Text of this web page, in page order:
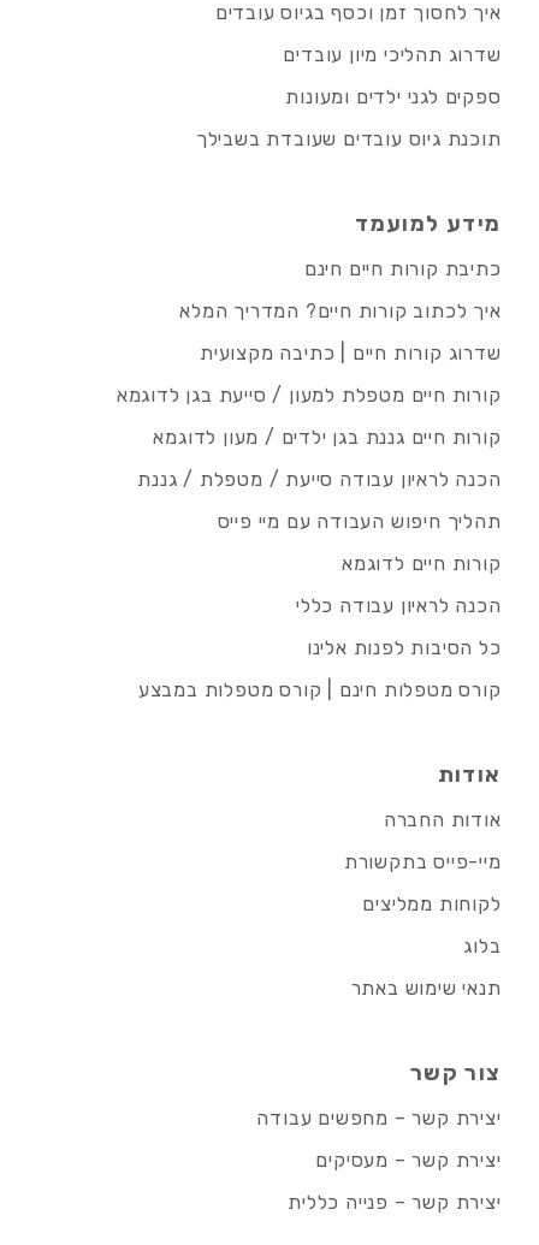
איך לחסוך זמן וכסף בגיוס עובדים
שדרוג תהליכי מיון עובדים
ספקים לגני ילדים ומעונות
תוכנת גיוס עובדים שעובדת בשבילך
מידע למועמד
כתיבת קורות חיים חינם
איך לכתוב קורות חיים? המדריך המלא
שדרוג קורות חיים | כתיבה מקצועית
קורות חיים מטפלת למעון / סייעת בגן לדוגמא
קורות חיים גננת בגן ילדים / מעון לדוגמא
הכנה לראיון עבודה סייעת / מטפלת / גננת
תהליך חיפוש העבודה עם מיי פייס
קורות חיים לדוגמא
הכנה לראיון עבודה כללי
כל הסיבות לפנות אלינו
קורס מטפלות חינם | קורס מטפלות במבצע
אודות
אודות החברה
מיי-פייס בתקשורת
לקוחות ממליצים
בלוג
תנאי שימוש באתר
צור קשר
יצירת קשר – מחפשים עבודה
יצירת קשר – מעסיקים
יצירת קשר – פנייה כללית